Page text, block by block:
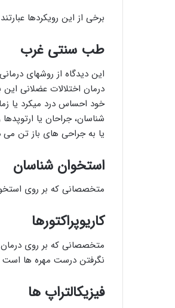
برخی از این رویکردها
طب سنتی غرب
این دیدگاه از روشهای
درمان اختلالات عضلانی
خود احساس درد میکرد یا
شناسان، جراحان یا
یا به جراحی های باز تن می
استخوان شناسان
متخصصانی که بر روی
کاریوپراکتورها
متخصصانی که بر روی درمان
نگرفتن درست مهره ها است
فیزیکالتراپ ها